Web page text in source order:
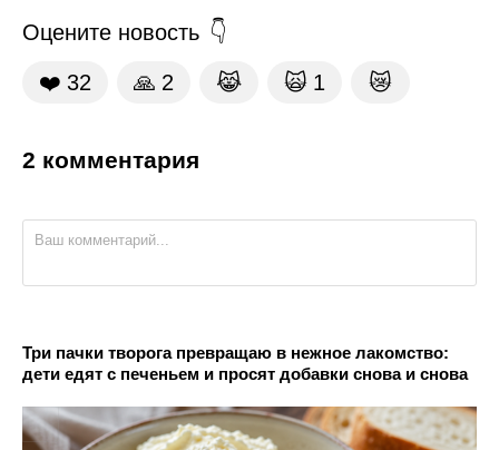
Оцените новость
❤️ 32 🙏 2 😹 🙀 1 😿
2 комментария
Три пачки творога превращаю в нежное лакомство:
дети едят с печеньем и просят добавки снова и снова